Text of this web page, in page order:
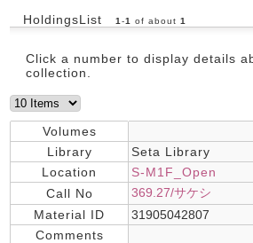
HoldingsList 1 -1 of about 1
Click a number to display details
collection.
Volumes
Library
Seta Library
Location
S-M1F_Open
Call No
369.27/サケシ
Material ID
31905042807
Comments